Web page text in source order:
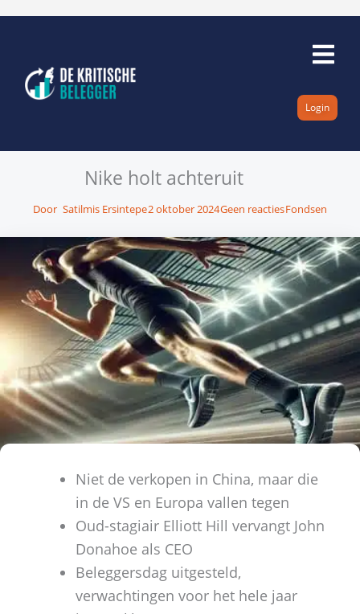
inhoud
Login
Nike holt achteruit
Door Satilmis Ersintepe2 oktober 2024Geen reactiesFondsen
Niet de verkopen in China, maar die
in de VS en Europa vallen tegen
Oud-stagiair Elliott Hill vervangt John
Donahoe als CEO
Beleggersdag uitgesteld,
verwachtingen voor het hele jaar